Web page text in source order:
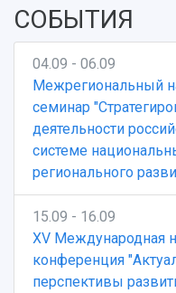
СОБЫТИЯ
04.09 - 06.09
Межрегиональный
семинар
деятельности
системе
регионального
15.09 - 16.09
XV Международная
конференция
перспективы